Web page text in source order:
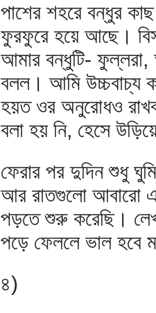
পাশের শহরে বন্ধুর
ফুরফুরে হয়ে আছে।
আমার বন্ধুটি-
বলল। আমি উচ্চবাচ্য
হয়ত ওর অনুরোধও
বলা হয় নি, হেসে
ফেরার পর দুদিন শুধু
আর রাতগুলো আবারো
পড়তে শুরু করেছি।
পড়ে ফেললে ভাল হবে
৪)